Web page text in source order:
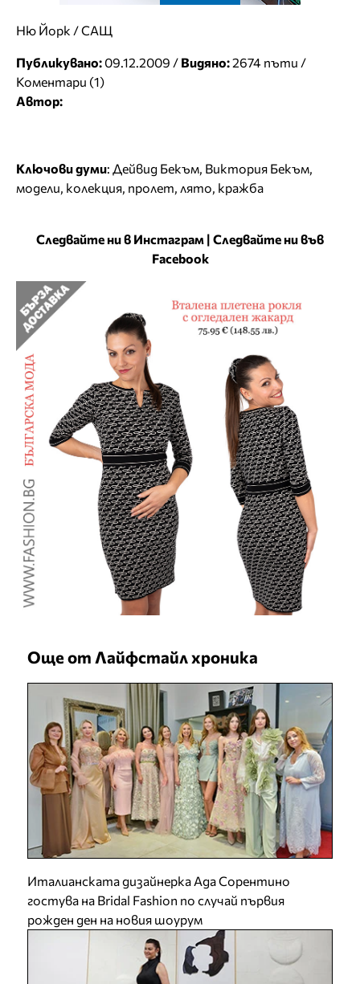
Ню Йорк / САЩ
Публикувано: 09.12.2009 / Видяно:2674 пъти /
Коментари (1)
Автор:
Ключови думи: Дейвид Бекъм Виктория Бекъм
модели колекция пролет лято кражба
Следвайте ни в Инстаграм | Следвайте ни във
Facebook
Още от Лайфстайл хроника
Италианската дизайнерка Ада Сорентино
гостува на Bridal Fashion по случай първия
рожден ден на новия шоурум